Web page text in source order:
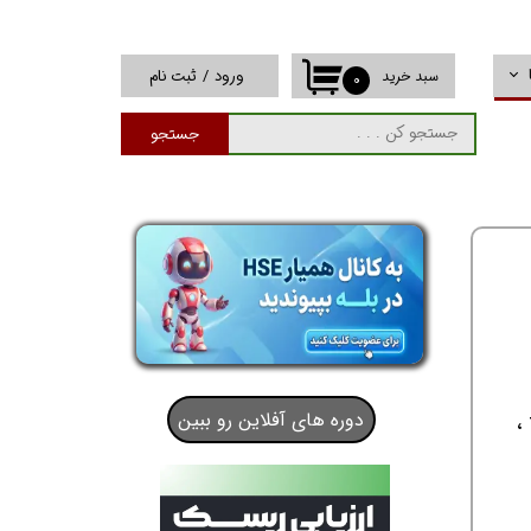
جستجو
۰ سبد خرید ورود / ثبت نام
حساب کاربری من
تغییر گذر واژه
خروج از حساب
کاربری
دارای 10 سابقه - فارغ التحصیل دانشگاه های معتبر - مسلط بر استانداردهای ایمنی فرآیند و technical safety ،
دوره های آفلاین رو ببین